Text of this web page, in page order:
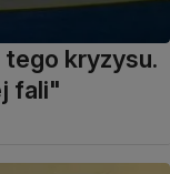
kryzysu.
fali"